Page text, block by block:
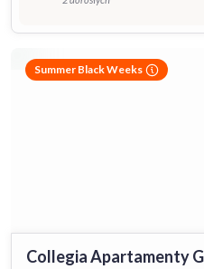
Summer Black Weeks
Collegia Apartamenty